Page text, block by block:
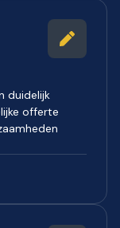
duidelijk
offerte